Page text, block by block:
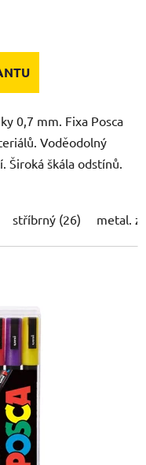
0,7 mm. Fixa Posca
Voděodolný
Široká škála odstínů.
stříbrný (26) metal.